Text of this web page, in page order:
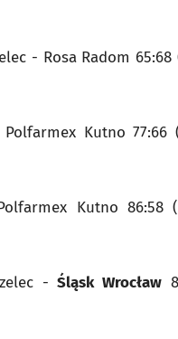
- Rosa Radom 65:68
Kutno 77:66
Kutno 86:58
-Śląsk Wrocław